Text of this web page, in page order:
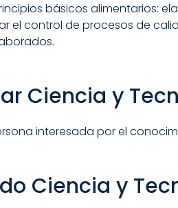
básicos alimentarios:
el control de procesos de
Ciencia y
interesada por el
Ciencia y